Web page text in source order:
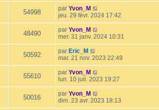
54998 par Yvon_M
jeu. 29 févr. 2024 17:42
48490 par Yvon_M
mer. 31 janv. 2024 10:31
50592 par Eric_M
mar. 21 nov. 2023 22:49
55610 par Yvon_M
lun. 10 juil. 2023 19:27
50016 par Yvon_M
dim. 23 avr. 2023 18:13